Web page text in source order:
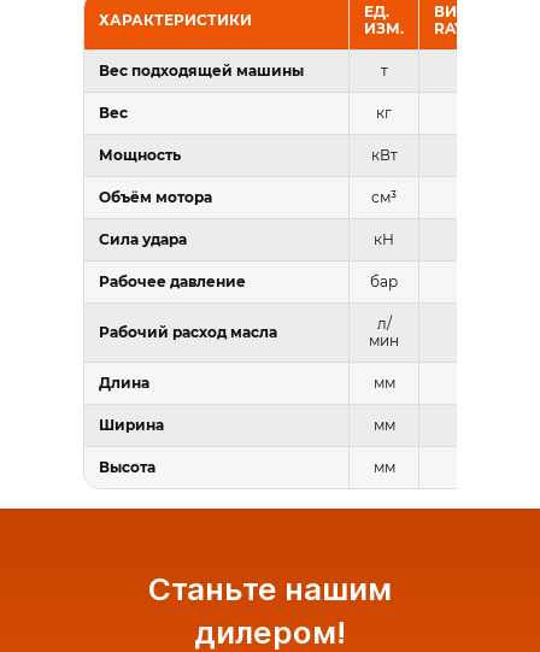
ХАРАКТЕРИСТИКИ
ЕД.
ИЗМ.
RAY RVR-D10
Вес подходящей машины т
Вес кг
Мощность кВт
Объём мотора см³
Сила удара кН
Рабочее давление бар
Рабочий расход масла
л/
мин
Длина мм
Ширина мм
Высота мм
Станьте нашим
дилером!